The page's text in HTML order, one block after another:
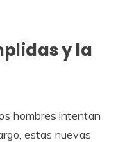
y la
hombres intentan
estas nuevas